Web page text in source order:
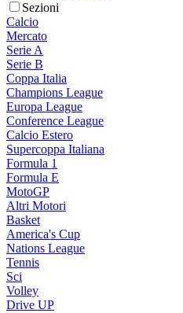
Sezioni
Calcio
Mercato
Serie A
Serie B
Coppa Italia
Champions League
Europa League
Conference League
Calcio Estero
Supercoppa Italiana
Formula 1
Formula E
MotoGP
Altri Motori
Basket
America's Cup
Nations League
Tennis
Sci
Volley
Drive UP